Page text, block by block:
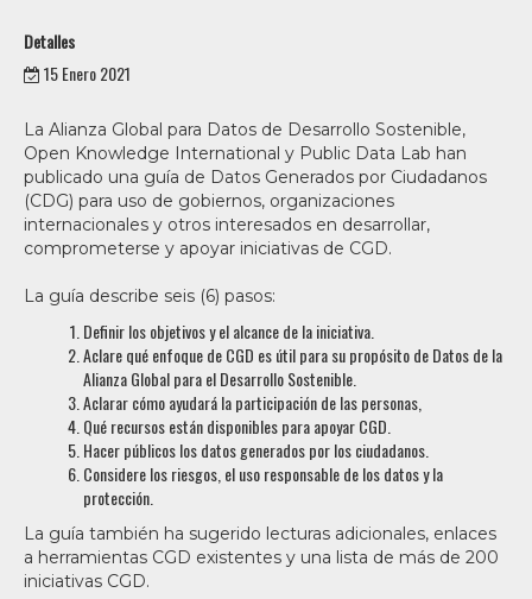
Detalles
15 Enero 2021
La Alianza Global para Datos de Desarrollo Sostenible,
Open Knowledge International y Public Data Lab han
publicado una guía de Datos Generados por Ciudadanos
(CDG) para uso de gobiernos, organizaciones
internacionales y otros interesados en desarrollar,
comprometerse y apoyar iniciativas de CGD.
La guía describe seis (6) pasos:
Definir los objetivos y el alcance de la iniciativa.
Aclare qué enfoque de CGD es útil para su propósito de Datos de la
Alianza Global para el Desarrollo Sostenible.
Aclarar cómo ayudará la participación de las personas,
Qué recursos están disponibles para apoyar CGD.
Hacer públicos los datos generados por los ciudadanos.
Considere los riesgos, el uso responsable de los datos y la
protección.
La guía también ha sugerido lecturas adicionales, enlaces
a herramientas CGD existentes y una lista de más de 200
iniciativas CGD.